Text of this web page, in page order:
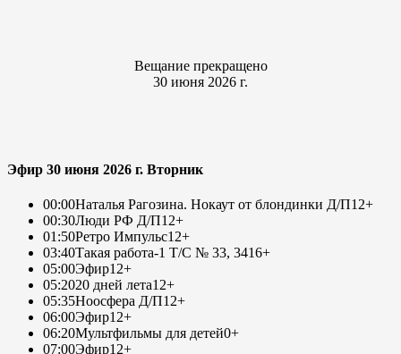
Вещание прекращено
30 июня 2026 г.
Эфир 30 июня 2026 г. Вторник
00:00Наталья Рагозина. Нокаут от блондинки Д/П12+
00:30Люди РФ Д/П12+
01:50Ретро Импульс12+
03:40Такая работа-1 Т/С № 33, 3416+
05:00Эфир12+
05:2020 дней лета12+
05:35Ноосфера Д/П12+
06:00Эфир12+
06:20Мультфильмы для детей0+
07:00Эфир12+